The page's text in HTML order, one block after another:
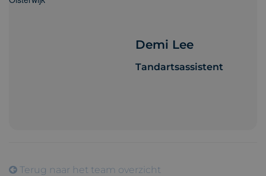
Demi Lee
Tandartsassistent
Terug naar het team overzicht